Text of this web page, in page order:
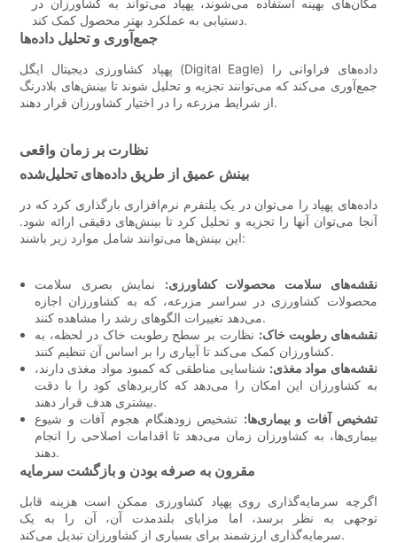
دستیابی به عملکرد بهتر محصول کمک کند.
جمع‌آوری و تحلیل داده‌ها
پهپاد کشاورزی دیجیتال ایگل (Digital Eagle) داده‌های فراوانی را
جمع‌آوری می‌کند که می‌توانند تجزیه و تحلیل شوند تا بینش‌های بلادرنگ
از شرایط مزرعه را در اختیار کشاورزان قرار دهند.
نظارت بر زمان واقعی
بینش عمیق از طریق داده‌های تحلیل‌شده
داده‌های پهپاد را می‌توان در یک پلتفرم نرم‌افزاری بارگذاری کرد که در
آنجا می‌توان آنها را تجزیه و تحلیل کرد تا بینش‌های دقیقی ارائه شود.
این بینش‌ها می‌توانند شامل موارد زیر باشند:
نقشه‌های سلامت محصولات کشاورزی: ​​نمایش بصری سلامت
محصولات کشاورزی در سراسر مزرعه، که به کشاورزان اجازه
می‌دهد تغییرات الگوهای رشد را مشاهده کنند.
نقشه‌های رطوبت خاک: نظارت بر سطح رطوبت خاک در لحظه، به
کشاورزان کمک می‌کند تا آبیاری را بر اساس آن تنظیم کنند.
نقشه‌های مواد مغذی: شناسایی مناطقی که کمبود مواد مغذی دارند،
به کشاورزان این امکان را می‌دهد که کاربردهای کود را با دقت
بیشتری هدف قرار دهند.
تشخیص آفات و بیماری‌ها: تشخیص زودهنگام هجوم آفات و شیوع
بیماری‌ها، به کشاورزان زمان می‌دهد تا اقدامات اصلاحی را انجام
دهند.
مقرون به صرفه بودن و بازگشت سرمایه
اگرچه سرمایه‌گذاری روی پهپاد کشاورزی ممکن است هزینه قابل
توجهی به نظر برسد، اما مزایای بلندمدت آن، آن را به یک
سرمایه‌گذاری ارزشمند برای بسیاری از کشاورزان تبدیل می‌کند.